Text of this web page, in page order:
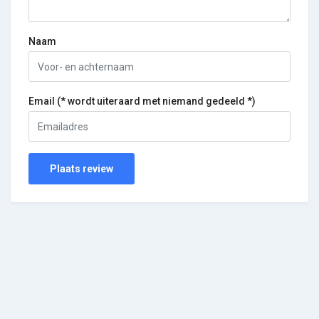
Naam
Email (* wordt uiteraard met niemand gedeeld *)
Plaats review